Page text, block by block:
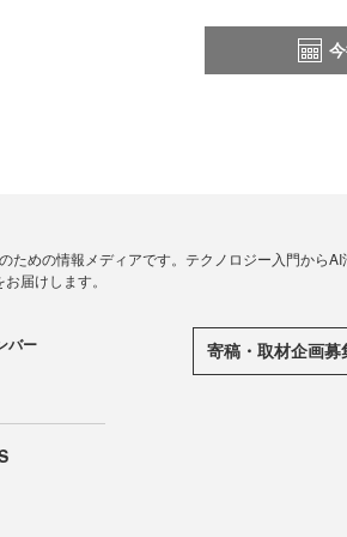
ための情報メディアです。テクノロジー入門から
届けします。
バー 寄稿・取材企画募